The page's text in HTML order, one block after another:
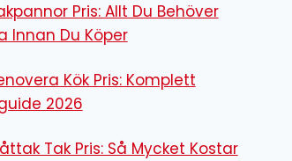
Pris: Allt Du Behöver
Innan Du Köper
Kök Pris: Komplett
2026
Tak Pris: Så Mycket Kostar